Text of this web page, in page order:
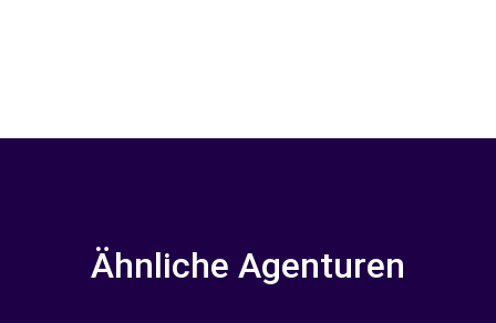
Ähnliche Agenturen